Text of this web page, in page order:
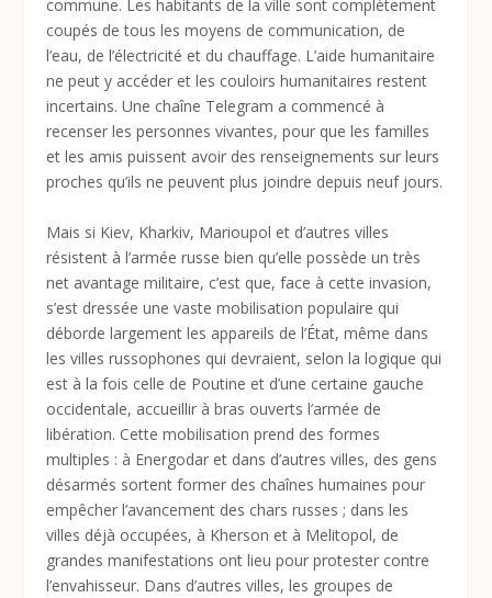
commune. Les habitants de la ville sont complètement
coupés de tous les moyens de communication, de
l’eau, de l’électricité et du chauffage. L’aide humanitaire
ne peut y accéder et les couloirs humanitaires restent
incertains. Une chaîne Telegram a commencé à
recenser les personnes vivantes, pour que les familles
et les amis puissent avoir des renseignements sur leurs
proches qu’ils ne peuvent plus joindre depuis neuf jours.
Mais si Kiev, Kharkiv, Marioupol et d’autres villes
résistent à l’armée russe bien qu’elle possède un très
net avantage militaire, c’est que, face à cette invasion,
s’est dressée une vaste mobilisation populaire qui
déborde largement les appareils de l’État, même dans
les villes russophones qui devraient, selon la logique qui
est à la fois celle de Poutine et d’une certaine gauche
occidentale, accueillir à bras ouverts l’armée de
libération. Cette mobilisation prend des formes
multiples : à Energodar et dans d’autres villes, des gens
désarmés sortent former des chaînes humaines pour
empêcher l’avancement des chars russes ; dans les
villes déjà occupées, à Kherson et à Melitopol, de
grandes manifestations ont lieu pour protester contre
l’envahisseur. Dans d’autres villes, les groupes de